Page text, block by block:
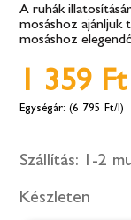
A ruhák
mosáshoz ajánljuk
mosáshoz
1 359 Ft
(6 795 Ft/l)
Szállítás: 1-2
Készleten